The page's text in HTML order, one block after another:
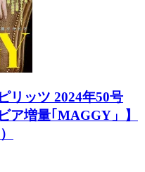
リッツ 2024年50号
ア増量｢MAGGY」】